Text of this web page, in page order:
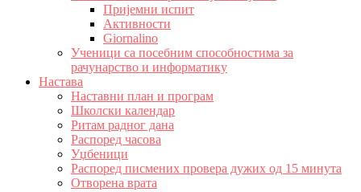
Пријемни испит
Активности
Giornalino
Ученици са посебним способностима за
рачунарство и информатику
Настава
Наставни план и програм
Школски календар
Ритам радног дана
Распоред часова
Уџбеници
Распоред писмених провера дужих од 15 минута
Отворена врата